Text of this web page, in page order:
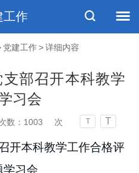
工作
党建工作>详细内容
部召开本科教学
习会
数： 1003 次 T T
开本科教学工作合格评
学习会